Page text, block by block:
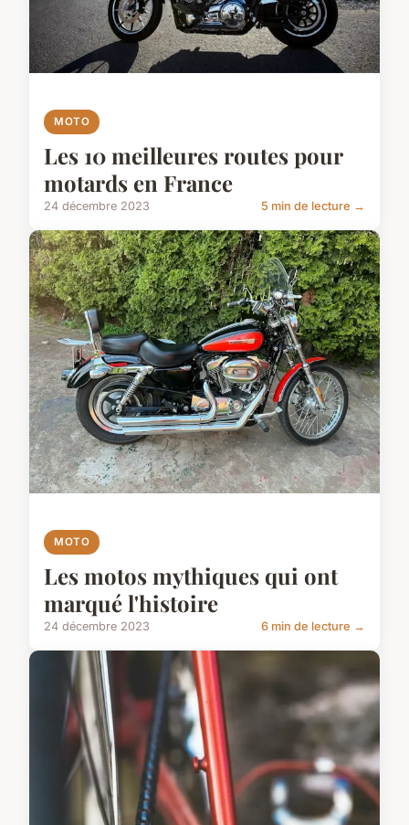
MOTO
Les 10 meilleures routes pour
motards en France
24 décembre 2023 5 min de lecture →
MOTO
Les motos mythiques qui ont
marqué l'histoire
24 décembre 2023 6 min de lecture →